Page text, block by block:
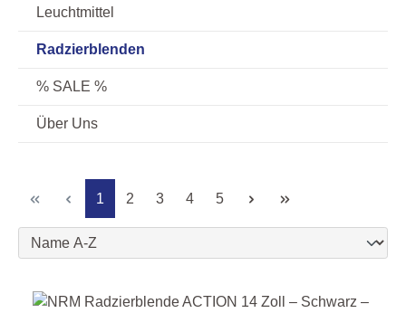
Leuchtmittel
Radzierblenden
% SALE %
Über Uns
Seite
1 Seite
2 Seite
3 Seite
4 Seite
5